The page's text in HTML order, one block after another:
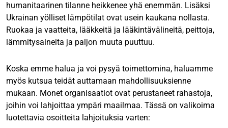
humanitaarinen tilanne heikkenee yhä enemmän. Lisäksi
Ukrainan yölliset lämpötilat ovat usein kaukana nollasta.
Ruokaa ja vaatteita, lääkkeitä ja lääkintävälineitä, peittoja,
lämmitysaineita ja paljon muuta puuttuu.
Koska emme halua ja voi pysyä toimettomina, haluamme
myös kutsua teidät auttamaan mahdollisuuksienne
mukaan. Monet organisaatiot ovat perustaneet rahastoja,
joihin voi lahjoittaa ympäri maailmaa. Tässä on valikoima
luotettavia osoitteita lahjoituksia varten: